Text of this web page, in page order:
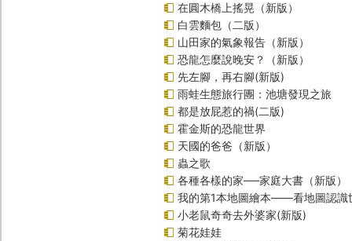
在圓木橋上搖晃（新版）
白雲麵包（二版）
山田家的氣象報告（新版）
恐龍怎麼說晚安？（新版）
先左腳，再右腳(新版)
雨蛙生態旅行團：池塘發現之旅
都是放屁惹的禍(二版)
霍金斯的恐龍世界
天國的爸爸（新版）
蟲之歌
各種各樣的家──家庭大書（新版）
我的第1本地圖繪本――看地圖認識
小老鼠奇奇去外婆家(新版)
菊花娃娃